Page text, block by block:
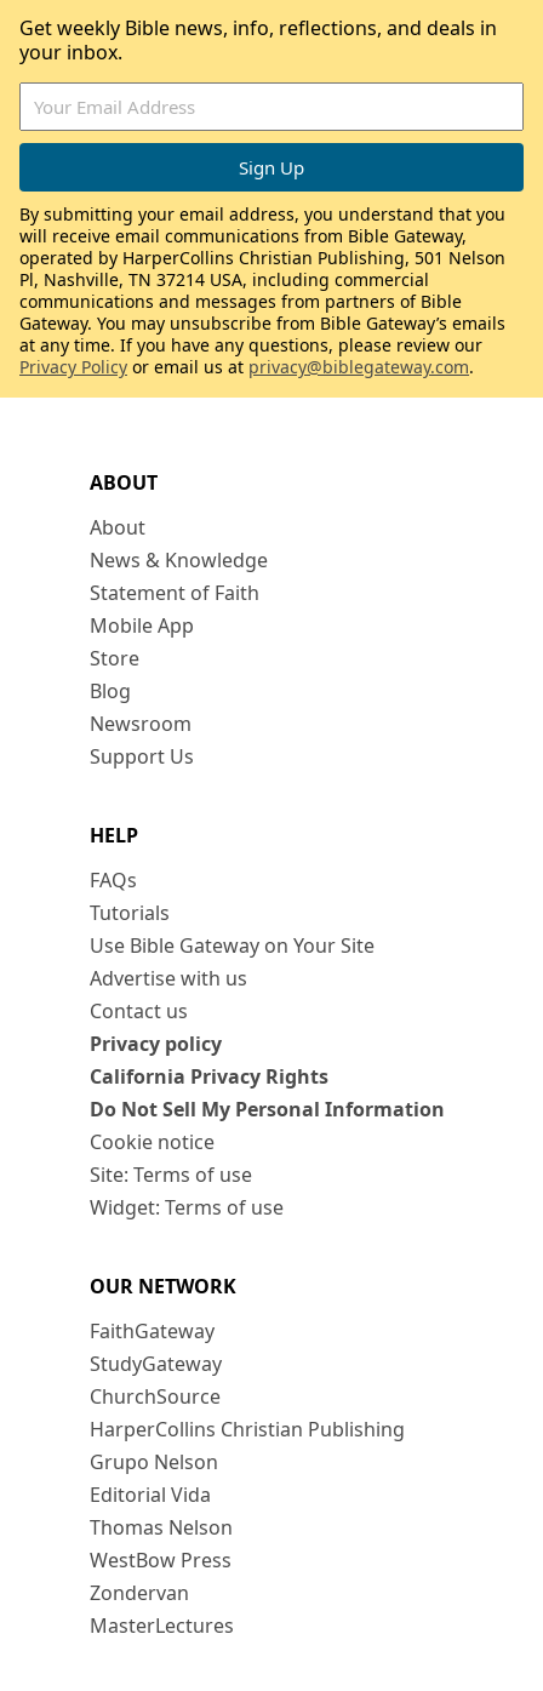
ABOUT
About
News & Knowledge
Statement of Faith
Mobile App
Store
Blog
Newsroom
Support Us
HELP
FAQs
Tutorials
Use Bible Gateway on Your Site
Advertise with us
Contact us
Privacy policy
California Privacy Rights
Do Not Sell My Personal Information
Cookie notice
Site: Terms of use
Widget: Terms of use
OUR NETWORK
FaithGateway
StudyGateway
ChurchSource
HarperCollins Christian Publishing
Grupo Nelson
Editorial Vida
Thomas Nelson
WestBow Press
Zondervan
MasterLectures
Get weekly Bible news, info, reflections, and deals in
your inbox.
By submitting your email address, you understand that you
will receive email communications from Bible Gateway,
operated by HarperCollins Christian Publishing, 501 Nelson
Pl, Nashville, TN 37214 USA, including commercial
communications and messages from partners of Bible
Gateway. You may unsubscribe from Bible Gateway’s emails
at any time. If you have any questions, please review our
Privacy Policy or email us at privacy@biblegateway.com.